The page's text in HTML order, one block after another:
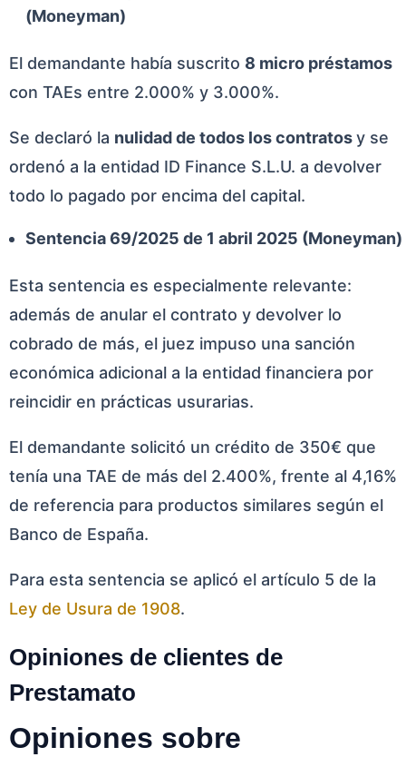
(Moneyman)
El demandante había suscrito 8 micro préstamos
con TAEs entre 2.000% y 3.000%.
Se declaró la nulidad de todos los contratosy se
ordenó a la entidad ID Finance S.L.U. a devolver
todo lo pagado por encima del capital.
Sentencia 69/2025 de 1 abril 2025 (Moneyman)
Esta sentencia es especialmente relevante:
además de anular el contrato y devolver lo
cobrado de más, el juez impuso una sanción
económica adicional a la entidad financiera por
reincidir en prácticas usurarias.
El demandante solicitó un crédito de 350€ que
tenía una TAE de más del 2.400%, frente al 4,16%
de referencia para productos similares según el
Banco de España.
Para esta sentencia se aplicó el artículo 5 de la
Ley de Usura de 1908.
Opiniones de clientes de
Prestamato
Opiniones sobre